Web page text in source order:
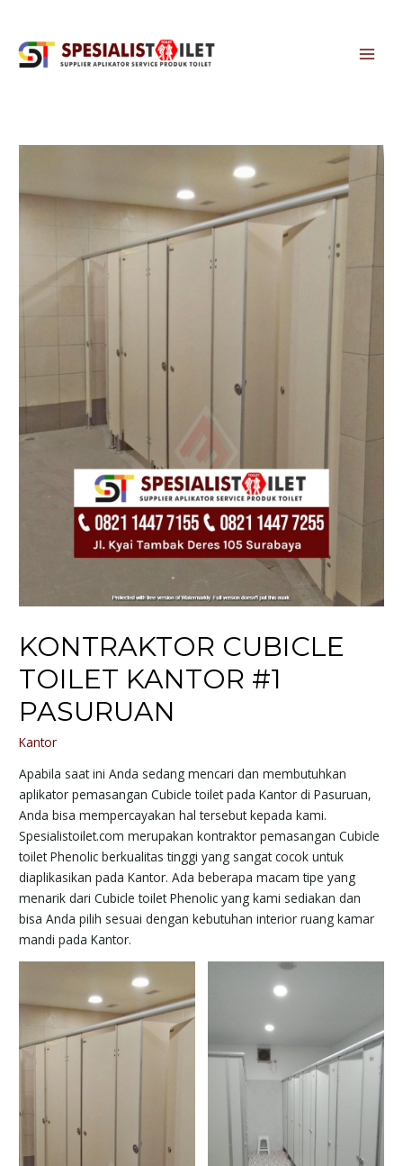
KONTRAKTOR CUBICLE
TOILET KANTOR #1
PASURUAN
Kantor
Apabila saat ini Anda sedang mencari dan membutuhkan
aplikator pemasangan Cubicle toilet pada Kantor di Pasuruan,
Anda bisa mempercayakan hal tersebut kepada kami.
Spesialistoilet.com merupakan kontraktor pemasangan Cubicle
toilet Phenolic berkualitas tinggi yang sangat cocok untuk
diaplikasikan pada Kantor. Ada beberapa macam tipe yang
menarik dari Cubicle toilet Phenolic yang kami sediakan dan
bisa Anda pilih sesuai dengan kebutuhan interior ruang kamar
mandi pada Kantor.